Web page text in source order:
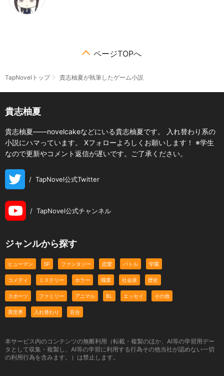
ページTOPへ
TapNovelトップ 貴志柚夏が執筆したゲーム小説
貴志柚夏
貴志柚夏――novelcakeなどにいる貴志柚夏です。 入れ替わり系の
小説にハマっています。 Xフォローよろしくお願いします！ ※学生
なので更新やコメント返信が遅いです。ご了承ください。
/ TapNovel公式Twitter
/ TapNovel公式チャンネル
ジャンルから探す
ヒューマン SF ファンタジー 恋愛 バトル 学園
コメディ ミステリー ホラー 職業 社会派 歴史
スポーツ ファミリー アニマル BL エッセイ その他
異世界 入れ替わり 百合
本サービス内のコンテンツの無断利用（転載・複製のほか、AI等の学習用デー
タとして収集・複製し、AI等の学習に利用する行為その他当社が認めない一切
の利用行為を含みます。）は禁止します。